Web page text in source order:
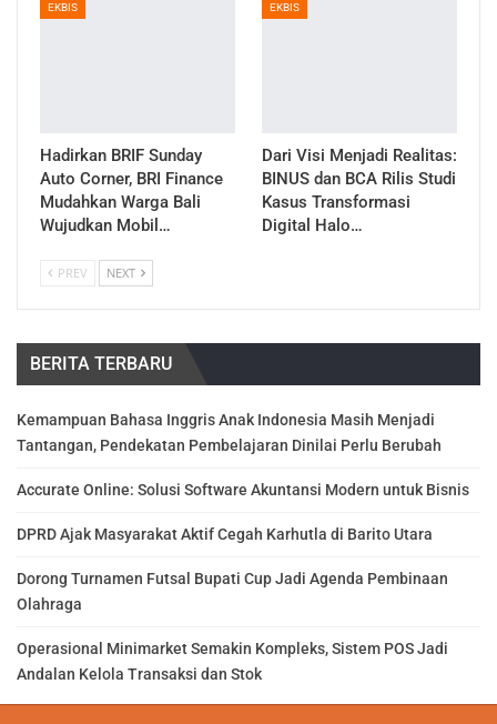
EKBIS
Hadirkan BRIF Sunday
Auto Corner, BRI Finance
Mudahkan Warga Bali
Wujudkan Mobil…
EKBIS
Dari Visi Menjadi Realitas:
BINUS dan BCA Rilis Studi
Kasus Transformasi
Digital Halo…
PREV NEXT
BERITA TERBARU
Kemampuan Bahasa Inggris Anak Indonesia Masih Menjadi
Tantangan, Pendekatan Pembelajaran Dinilai Perlu Berubah
Accurate Online: Solusi Software Akuntansi Modern untuk Bisnis
DPRD Ajak Masyarakat Aktif Cegah Karhutla di Barito Utara
Dorong Turnamen Futsal Bupati Cup Jadi Agenda Pembinaan
Olahraga
Operasional Minimarket Semakin Kompleks, Sistem POS Jadi
Andalan Kelola Transaksi dan Stok